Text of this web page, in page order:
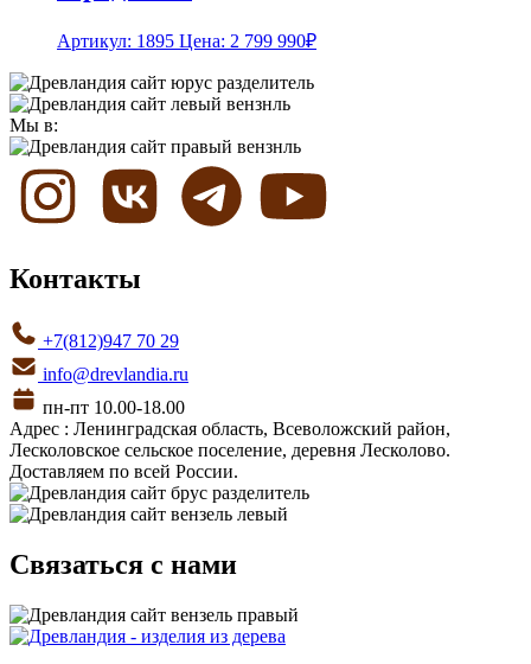
Артикул: 1895 Цена: 2 799 990₽
Мы в:
Контакты
+7(812)947 70 29
info@drevlandia.ru
пн-пт 10.00-18.00
Адрес : Ленинградская область, Всеволожский район,
Лесколовское сельское поселение, деревня Лесколово.
Доставляем по всей России.
Связаться с нами